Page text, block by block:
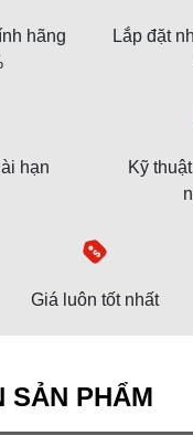
hãng
Lắp đặt
hạn
Kỹ
Giá luôn tốt nhất
SẢN PHẨM